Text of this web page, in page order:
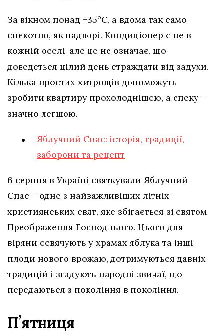
За вікном понад +35°C, а вдома так само
спекотно, як надворі. Кондиціонер є не в
кожній оселі, але це не означає, що
доведеться цілий день страждати від задухи.
Кілька простих хитрощів допоможуть
зробити квартиру прохолоднішою, а спеку –
значно легшою.
Яблучний Спас: історія, традиції,
заборони та рецепт
6 серпня в Україні святкували Яблучний
Спас – одне з найважливіших літніх
християнських свят, яке збігається зі святом
Преображення Господнього. Цього дня
віряни освячують у храмах яблука та інші
плоди нового врожаю, дотримуються давніх
традицій і згадують народні звичаї, що
передаються з покоління в покоління.
Пʼятниця